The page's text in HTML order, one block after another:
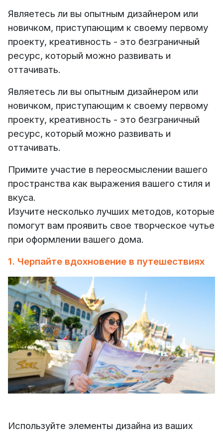
Являетесь ли вы опытным дизайнером или
новичком, приступающим к своему первому
проекту, креативность - это безграничный
ресурс, который можно развивать и
оттачивать.
Являетесь ли вы опытным дизайнером или
новичком, приступающим к своему первому
проекту, креативность - это безграничный
ресурс, который можно развивать и
оттачивать.
Примите участие в переосмыслении вашего
пространства как выражения вашего стиля и
вкуса.
Изучите несколько лучших методов, которые
помогут вам проявить свое творческое чутье
при оформлении вашего дома.
1. Черпайте вдохновение в путешествиях
Используйте элементы дизайна из ваших